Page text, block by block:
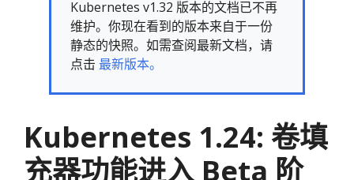
Kubernetes v1.32 版本的文档已不再
维护。你现在看到的版本来自于一份
静态的快照。如需查阅最新文档，请
点击 最新版本。
Kubernetes 1.24: 卷填
充器功能进入 Beta 阶